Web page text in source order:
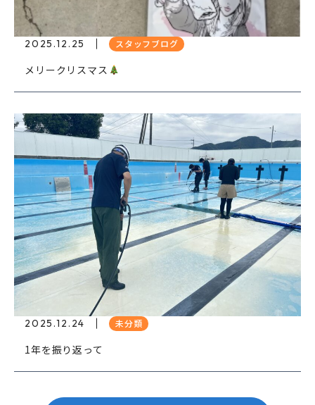
2025.12.25 スタッフブログ
メリークリスマス
2025.12.24 未分類
1年を振り返って